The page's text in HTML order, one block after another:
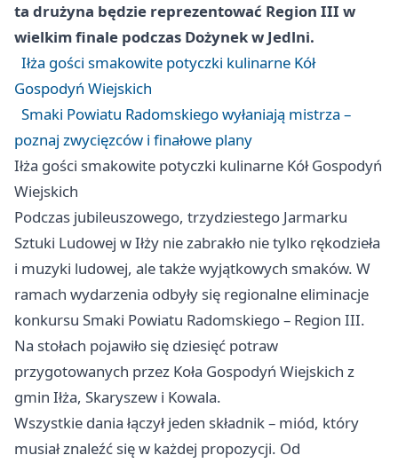
ta drużyna będzie reprezentować Region III w
wielkim finale podczas Dożynek w Jedlni.
Iłża gości smakowite potyczki kulinarne Kół
Gospodyń Wiejskich
Smaki Powiatu Radomskiego wyłaniają mistrza –
poznaj zwycięzców i finałowe plany
Iłża gości smakowite potyczki kulinarne Kół Gospodyń
Wiejskich
Podczas jubileuszowego, trzydziestego Jarmarku
Sztuki Ludowej w Iłży nie zabrakło nie tylko rękodzieła
i muzyki ludowej, ale także wyjątkowych smaków. W
ramach wydarzenia odbyły się regionalne eliminacje
konkursu Smaki Powiatu Radomskiego – Region III.
Na stołach pojawiło się dziesięć potraw
przygotowanych przez Koła Gospodyń Wiejskich z
gmin Iłża, Skaryszew i Kowala.
Wszystkie dania łączył jeden składnik – miód, który
musiał znaleźć się w każdej propozycji. Od